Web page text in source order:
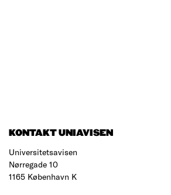
KONTAKT UNIAVISEN
Universitetsavisen
Nørregade 10
1165 København K